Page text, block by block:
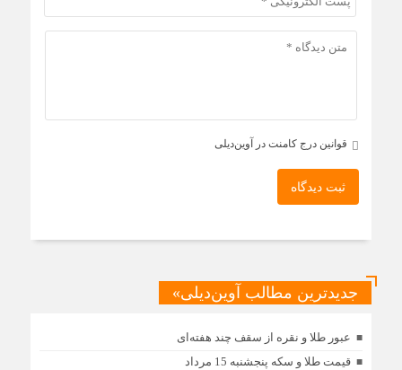
قوانین درج کامنت در آوین‌دیلی
ثبت دیدگاه
جدیدترین مطالب آوین‌دیلی»
عبور طلا و نقره از سقف چند هفته‌ای
قیمت طلا و سکه پنجشنبه 15 مرداد